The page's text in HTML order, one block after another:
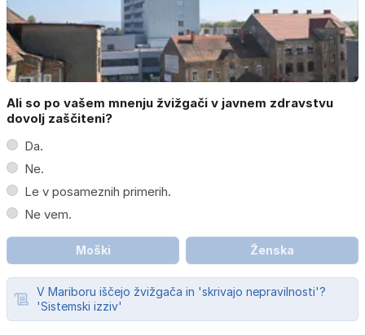
Ali so po vašem mnenju žvižgači v javnem zdravstvu
dovolj zaščiteni?
Da.
Ne.
Le v posameznih primerih.
Ne vem.
Moški Ženska
V Mariboru iščejo žvižgača in 'skrivajo nepravilnosti'?
'Sistemski izziv'